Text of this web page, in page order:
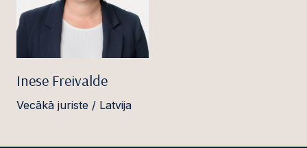
Inese Freivalde
Vecākā juriste / Latvija